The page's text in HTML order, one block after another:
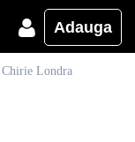
Adauga
Chirie Londra